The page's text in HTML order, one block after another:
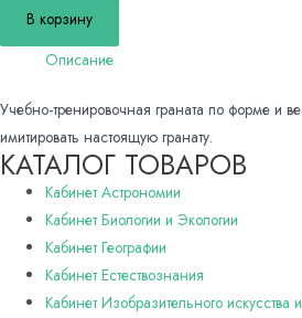
Макет
гранаты
В корзину
Описание
Учебно-тренировочная граната по форме и
имитировать настоящую гранату.
КАТАЛОГ ТОВАРОВ
Кабинет Астрономии
Кабинет Биологии и Экологии
Кабинет Географии
Кабинет Естествознания
Кабинет Изобразительного искусства